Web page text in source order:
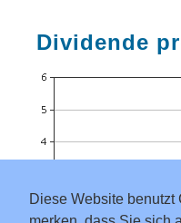
Diese Website benutzt
Dividende